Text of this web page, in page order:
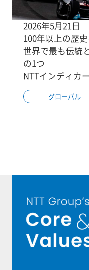
2026年5月21日
100年以上の歴
世界で最も伝統
の1つ
NTTインディカ
グローバル